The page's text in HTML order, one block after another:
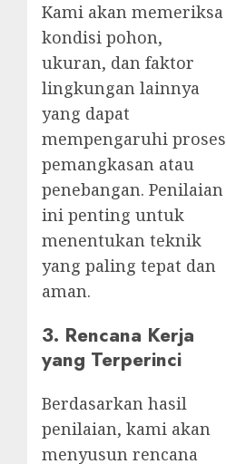
Kami akan memeriksa
kondisi pohon,
ukuran, dan faktor
lingkungan lainnya
yang dapat
mempengaruhi proses
pemangkasan atau
penebangan. Penilaian
ini penting untuk
menentukan teknik
yang paling tepat dan
aman.
3. Rencana Kerja
yang Terperinci
Berdasarkan hasil
penilaian, kami akan
menyusun rencana